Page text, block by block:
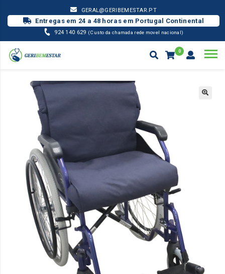
GERAL@GERIBEMESTAR.PT
Entregas em 24 a 48 horas em Portugal Continental
924 140 629 (Custo da chamada rede movel nacional)
0
ANTI-ESCARAS ALMOFADA COMPLETA CADEIRA RODAS S/ ABAS